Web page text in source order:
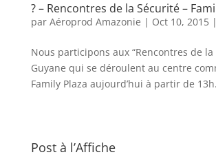
? – Rencontres de la Sécurité –
par Aéroprod Amazonie | Oct 10, 2015|
Nous participons aux “Rencontres de la
Guyane qui se déroulent au centre
Family Plaza aujourd’hui à partir de 13h.
Post à l’Affiche